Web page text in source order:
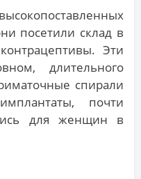
посетили склад в
Эти
длительного
спирали
почти
для женщин в